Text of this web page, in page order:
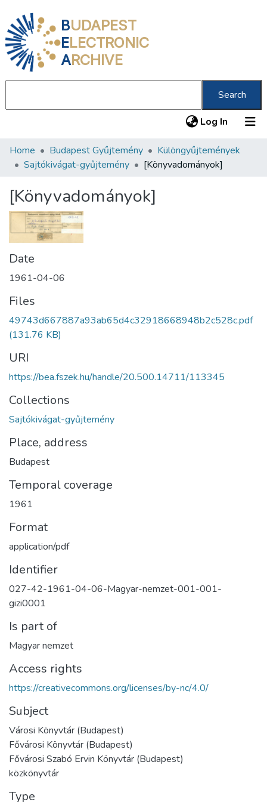
BUDAPEST
ELECTRONIC
ARCHIVE
Search
Log In (current)
Communities & Collections
Statistics
About us
Home Budapest Gyűjtemény
Különgyűjtemények
Sajtókivágat-gyűjtemény
[Könyvadományok]
[Könyvadományok]
Date
1961-04-06
Files
49743d667887a93ab65d4c32918668948b2c528c.pdf
(131.76 KB)
URI
https://bea.fszek.hu/handle/20.500.14711/113345
Collections
Sajtókivágat-gyűjtemény
Place, address
Budapest
Temporal coverage
1961
Format
application/pdf
Identifier
027-42-1961-04-06-Magyar-nemzet-001-001-
gizi0001
Is part of
Magyar nemzet
Access rights
https://creativecommons.org/licenses/by-nc/4.0/
Subject
Városi Könyvtár (Budapest)
Fővárosi Könyvtár (Budapest)
Fővárosi Szabó Ervin Könyvtár (Budapest)
közkönyvtár
Type